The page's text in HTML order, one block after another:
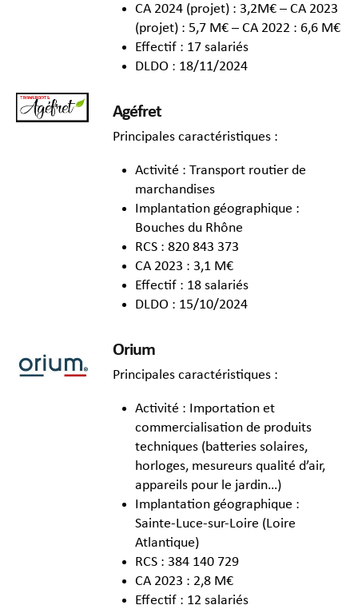
CA 2024 (projet) : 3,2M€ – CA 2023
(projet) : 5,7 M€ – CA 2022 : 6,6 M€
Effectif : 17 salariés
DLDO : 18/11/2024
Agéfret
Principales caractéristiques :
Activité : Transport routier de
marchandises
Implantation géographique :
Bouches du Rhône
RCS : 820 843 373
CA 2023 : 3,1 M€
Effectif : 18 salariés
DLDO : 15/10/2024
Orium
Principales caractéristiques :
Activité : Importation et
commercialisation de produits
techniques (batteries solaires,
horloges, mesureurs qualité d’air,
appareils pour le jardin…)
Implantation géographique :
Sainte-Luce-sur-Loire (Loire
Atlantique)
RCS : 384 140 729
CA 2023 : 2,8 M€
Effectif : 12 salariés